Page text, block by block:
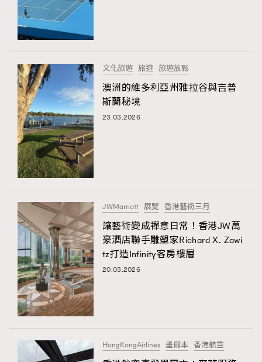
FigaroGadget 1
FigaroHealth
FigaroHub
FigaroIcon
FigaroLifestyle 230
FigaroLove 89
FigaroMasterclass 20
FigaroMusic 90
FigaroStyle
FigaroSubculture
HommesFashion 2
法國五月French May專訪四位香港文藝代表
#FigaroIssue 容祖兒封面專訪｜追逐歌手夢
文化旅遊 旅遊 旅遊放鬆
澳洲的維多利亞州雅拉谷與吉普
斯蘭秘境
23.03.2026
JWMarriott 展覽 香港藝術三月
讓藝術變成禪意日常！香港JW萬
豪酒店聯手雕塑家Richard X. Zawi
tz打造Infinity客房樓層
20.03.2026
HongKongAirlines 墨爾本 香港航空